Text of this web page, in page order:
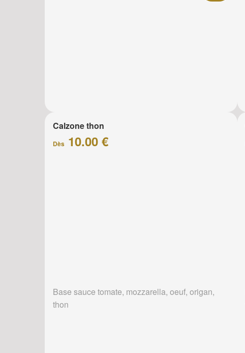
Calzone thon
Dès 10.00 €
Base sauce tomate, mozzarella, oeuf, origan,
thon